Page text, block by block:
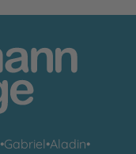
•Gabriel•Aladin•